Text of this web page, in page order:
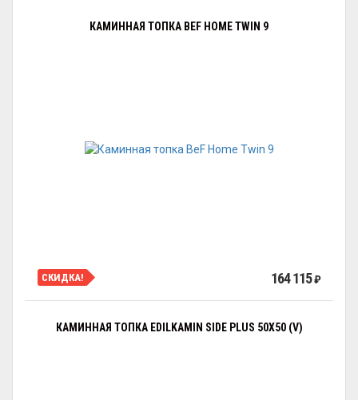
КАМИННАЯ ТОПКА BEF HOME TWIN 9
СКИДКА! 164 115₽
КАМИННАЯ ТОПКА EDILKAMIN SIDE PLUS 50X50 (V)